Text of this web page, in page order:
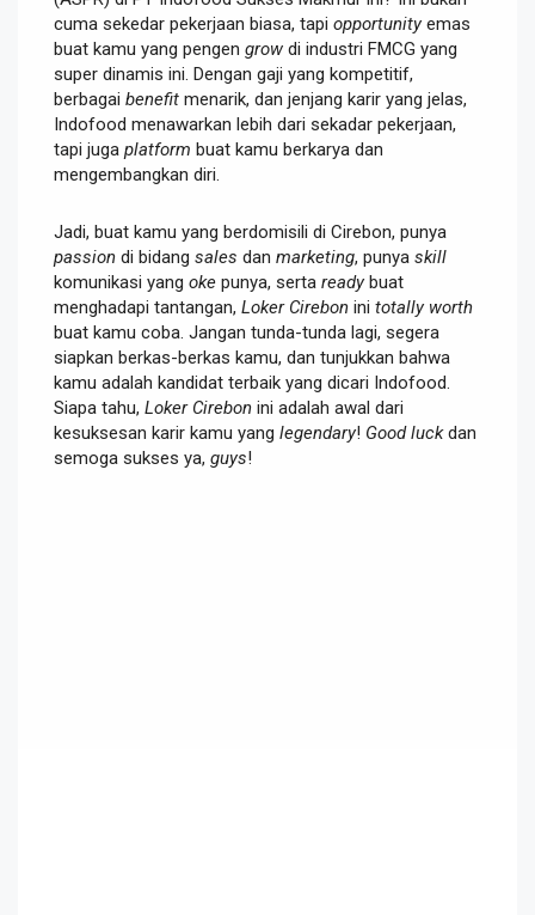
cuma sekedar pekerjaan biasa, tapi opportunityemas
buat kamu yang pengen grow di industri FMCG yang
super dinamis ini. Dengan gaji yang kompetitif,
berbagai benefit menarik, dan jenjang karir yang jelas,
Indofood menawarkan lebih dari sekadar pekerjaan,
tapi juga platform buat kamu berkarya dan
mengembangkan diri.
Jadi, buat kamu yang berdomisili di Cirebon, punya
passion di bidang sales dan marketing, punya skill
komunikasi yang oke punya, serta readybuat
menghadapi tantangan, Loker Cirebon ini totally worth
buat kamu coba. Jangan tunda-tunda lagi, segera
siapkan berkas-berkas kamu, dan tunjukkan bahwa
kamu adalah kandidat terbaik yang dicari Indofood.
Siapa tahu, Loker Cirebon ini adalah awal dari
kesuksesan karir kamu yang legendary! Good luckdan
semoga sukses ya, guys!